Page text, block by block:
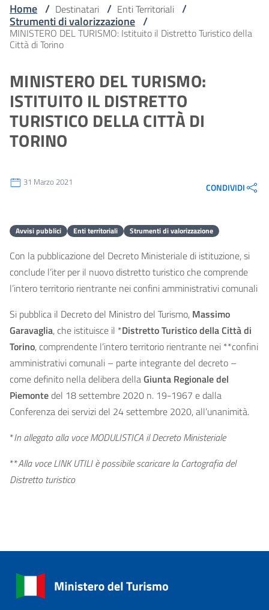
Home / Destinatari / Enti Territoriali /
Strumenti di valorizzazione /
MINISTERO DEL TURISMO: Istituito il Distretto Turistico della
Città di Torino
MINISTERO DEL TURISMO:
ISTITUITO IL DISTRETTO
TURISTICO DELLA CITTÀ DI
TORINO
31 Marzo 2021 CONDIVIDI
Avvisi pubblici Enti territoriali Strumenti di valorizzazione
Con la pubblicazione del Decreto Ministeriale di istituzione, si
conclude l’iter per il nuovo distretto turistico che comprende
l’intero territorio rientrante nei confini amministrativi comunali
Si pubblica il Decreto del Ministro del Turismo, Massimo
Garavaglia, che istituisce il *Distretto Turistico della Città di
Torino, comprendente l’intero territorio rientrante nei **confini
amministrativi comunali – parte integrante del decreto –
come definito nella delibera dellaGiunta Regionale del
Piemontedel 18 settembre 2020 n. 19-1967 e dalla
Conferenza dei servizi del 24 settembre 2020, all’unanimità.
*In allegato alla voce MODULISTICA il Decreto Ministeriale
**Alla voce LINK UTILI è possibile scaricare la Cartografia del
Distretto turistico